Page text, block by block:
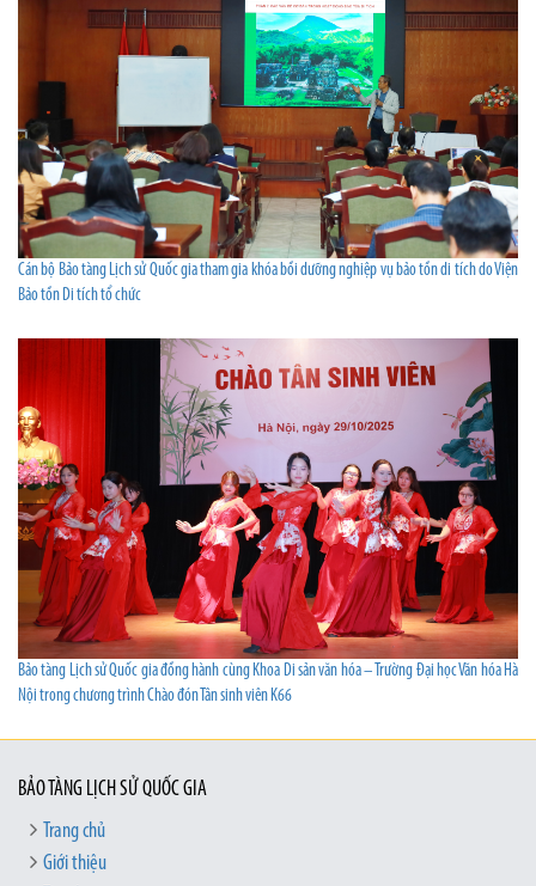
Cán bộ Bảo tàng Lịch sử Quốc gia tham gia khóa bồi dưỡng nghiệp vụ bảo tồn di tích do Viện
Bảo tồn Di tích tổ chức
Bảo tàng Lịch sử Quốc gia đồng hành cùng Khoa Di sản văn hóa – Trường Đại học Văn hóa Hà
Nội trong chương trình Chào đón Tân sinh viên K66
BẢO TÀNG LỊCH SỬ QUỐC GIA
Trang chủ
Giới thiệu